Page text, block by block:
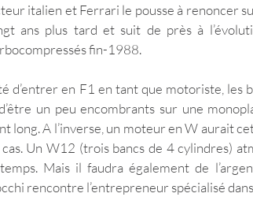
italien et Ferrari le pousse à renoncer
ans plus tard et suit de près à
fin-1988.
d’entrer en F1 en tant que motoriste, les
un peu encombrants sur une
long. A l’inverse, un moteur en W aurait
Un W12 (trois bancs de 4 cylindres)
Mais il faudra également de
rencontre l’entrepreneur spécialisé